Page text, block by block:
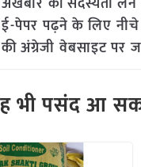
पेपर पढ़ने के लिए
अंग्रेजी वेबसाइट पर
भी पसंद आ